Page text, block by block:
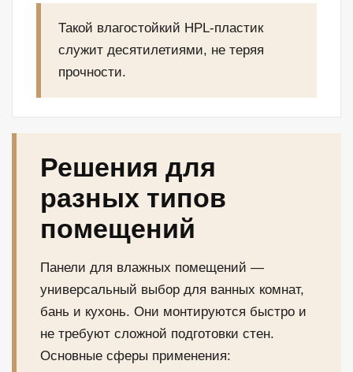
Такой влагостойкий HPL-пластик
служит десятилетиями, не теряя
прочности.
Решения для
разных типов
помещений
Панели для влажных помещений —
универсальный выбор для ванных комнат,
бань и кухонь. Они монтируются быстро и
не требуют сложной подготовки стен.
Основные сферы применения: